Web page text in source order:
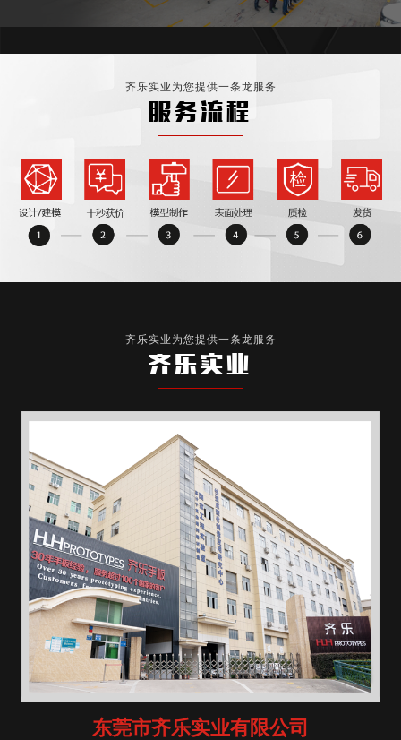
齐乐实业为您提供一条龙服务
服务流程
齐乐实业为您提供一条龙服务
齐乐实业
东莞市齐乐实业有限公司